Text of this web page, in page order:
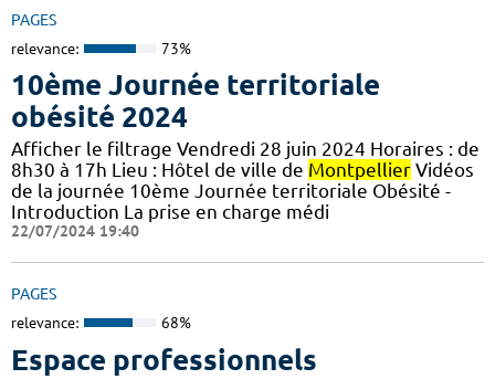
PAGES
relevance: 73%
10ème Journée territoriale
obésité 2024
Afficher le filtrage Vendredi 28 juin 2024 Horaires : de
8h30 à 17h Lieu : Hôtel de ville de Montpellier Vidéos
de la journée 10ème Journée territoriale Obésité -
Introduction La prise en charge médi
22/07/2024 19:40
PAGES
relevance: 68%
Espace professionnels